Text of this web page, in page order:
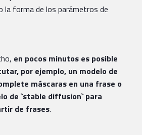
la forma de los parámetros de
en pocos minutos es posible
por ejemplo, un modelo de
máscaras en una frase o
de `stable diffusion` para
de frases.